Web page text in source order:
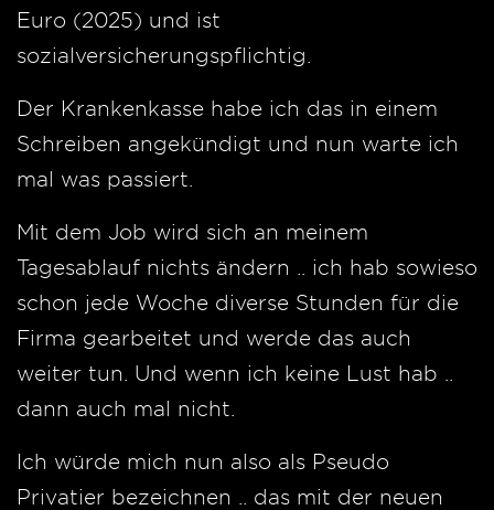
Euro (2025) und ist
sozialversicherungspflichtig.
Der Krankenkasse habe ich das in einem
Schreiben angekündigt und nun warte ich
mal was passiert.
Mit dem Job wird sich an meinem
Tagesablauf nichts ändern .. ich hab sowieso
schon jede Woche diverse Stunden für die
Firma gearbeitet und werde das auch
weiter tun. Und wenn ich keine Lust hab ..
dann auch mal nicht.
Ich würde mich nun also als Pseudo
Privatier bezeichnen .. das mit der neuen